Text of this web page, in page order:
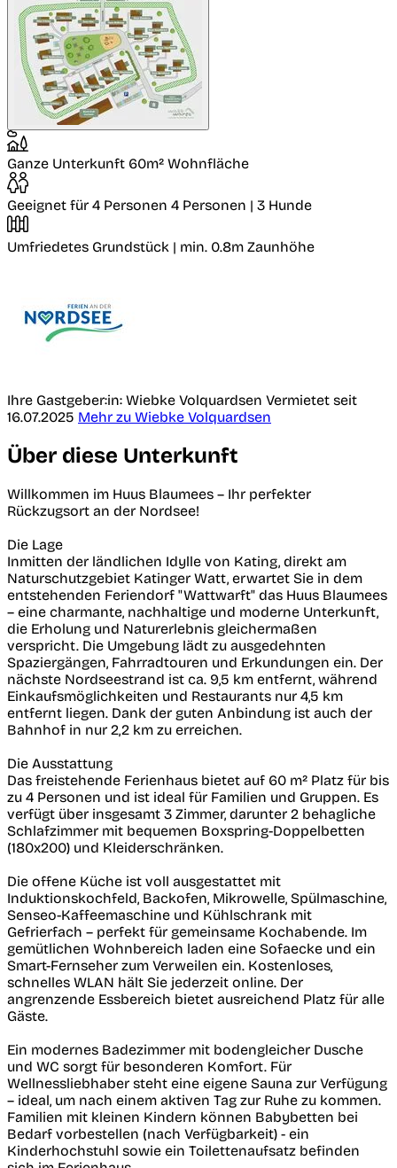
Ganze Unterkunft 60m² Wohnfläche
Geeignet für 4 Personen 4 Personen | 3 Hunde
Umfriedetes Grundstück | min. 0.8m Zaunhöhe
Ihre Gastgeber:in: Wiebke Volquardsen Vermietet seit
16.07.2025 Mehr zu Wiebke Volquardsen
Über diese Unterkunft
Willkommen im Huus Blaumees – Ihr perfekter
Rückzugsort an der Nordsee!
Die Lage
Inmitten der ländlichen Idylle von Kating, direkt am
Naturschutzgebiet Katinger Watt, erwartet Sie in dem
entstehenden Feriendorf "Wattwarft" das Huus Blaumees
– eine charmante, nachhaltige und moderne Unterkunft,
die Erholung und Naturerlebnis gleichermaßen
verspricht. Die Umgebung lädt zu ausgedehnten
Spaziergängen, Fahrradtouren und Erkundungen ein. Der
nächste Nordseestrand ist ca. 9,5 km entfernt, während
Einkaufsmöglichkeiten und Restaurants nur 4,5 km
entfernt liegen. Dank der guten Anbindung ist auch der
Bahnhof in nur 2,2 km zu erreichen.
Die Ausstattung
Das freistehende Ferienhaus bietet auf 60 m² Platz für bis
zu 4 Personen und ist ideal für Familien und Gruppen. Es
verfügt über insgesamt 3 Zimmer, darunter 2 behagliche
Schlafzimmer mit bequemen Boxspring-Doppelbetten
(180x200) und Kleiderschränken.
Die offene Küche ist voll ausgestattet mit
Induktionskochfeld, Backofen, Mikrowelle, Spülmaschine,
Senseo-Kaffeemaschine und Kühlschrank mit
Gefrierfach – perfekt für gemeinsame Kochabende. Im
gemütlichen Wohnbereich laden eine Sofaecke und ein
Smart-Fernseher zum Verweilen ein. Kostenloses,
schnelles WLAN hält Sie jederzeit online. Der
angrenzende Essbereich bietet ausreichend Platz für alle
Gäste.
Ein modernes Badezimmer mit bodengleicher Dusche
und WC sorgt für besonderen Komfort. Für
Wellnessliebhaber steht eine eigene Sauna zur Verfügung
– ideal, um nach einem aktiven Tag zur Ruhe zu kommen.
Familien mit kleinen Kindern können Babybetten bei
Bedarf vorbestellen (nach Verfügbarkeit) - ein
Kinderhochstuhl sowie ein Toilettenaufsatz befinden